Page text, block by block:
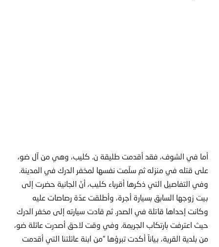
أما في الشوف، فقد أقدمت طليقة ن. كليب، وهي من آل ضو،
على قتله في منزله ثم سلّمت نفسها لمخفر الدرك في المدينة.
وفي التفاصيل التي ذكرها أقرباء كليب، أنّ الجانية حضرت إلى
بيت زوجها السابق بسيارة أجرة، وأطلقت عدّة رصاصات عليه
وكانت إحداها قاتلة في الصدر. ثم قادت سيارته إلى مخفر الدرك
حيث اعترفت بارتكاب الجريمة. وفي وقت لاحق أصدرت عائلة ضو،
من بلدية القرية، بياناً أكدت تبرؤها “من ابنة عائلتنا التي أقدمت